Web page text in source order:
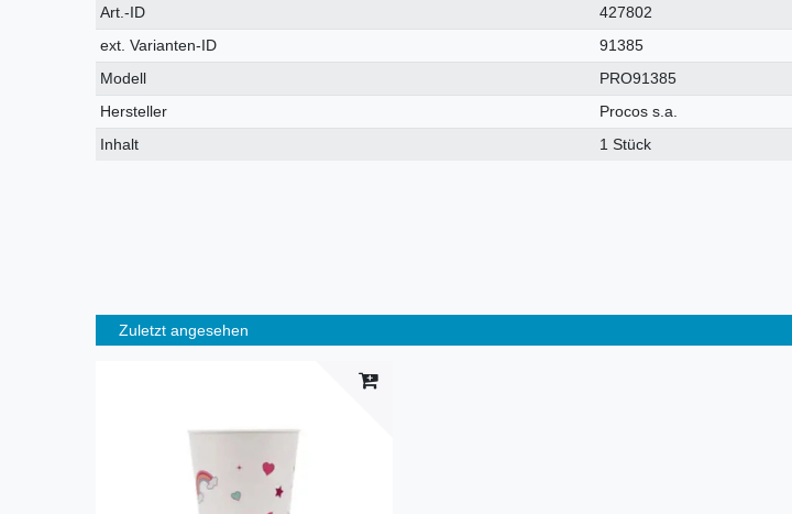
Technisches
Merkmal
Wert
Art.-ID
427802
ext. Varianten-ID
91385
Modell
PRO91385
Hersteller
Procos s.a.
Inhalt
1 Stück
Zuletzt angesehen